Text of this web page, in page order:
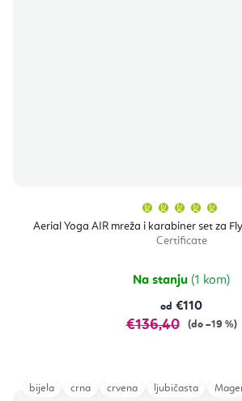
Aerial Yoga AIR mreža i karabiner set za
Certificate
je
Na stanju (1 kom)
od €110
€136,40 (do –19 %)
bijela crna crvena ljubičasta